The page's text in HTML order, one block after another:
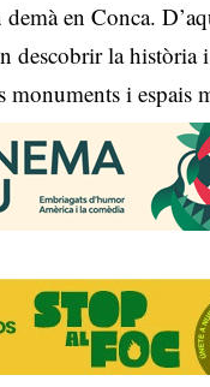
en Conca.
descobrir la història
monuments i espais